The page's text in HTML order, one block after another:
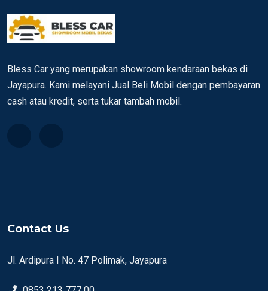
Bless Car yang merupakan showroom kendaraan bekas di
Jayapura. Kami melayani Jual Beli Mobil dengan pembayaran
cash atau kredit, serta tukar tambah mobil.
Contact Us
Jl. Ardipura I No. 47 Polimak, Jayapura